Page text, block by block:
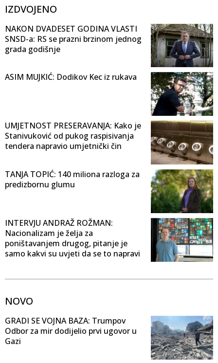
IZDVOJENO
NAKON DVADESET GODINA VLASTI
SNSD-a: RS se prazni brzinom jednog
grada godišnje
ASIM MUJKIĆ: Dodikov Kec iz rukava
UMJETNOST PRESERAVANJA: Kako je
Stanivuković od pukog raspisivanja
tendera napravio umjetnički čin
TANJA TOPIĆ: 140 miliona razloga za
predizbornu glumu
INTERVJU ANDRAŽ ROŽMAN:
Nacionalizam je želja za
poništavanjem drugog, pitanje je
samo kakvi su uvjeti da se to napravi
NOVO
GRADI SE VOJNA BAZA: Trumpov
Odbor za mir dodijelio prvi ugovor u
Gazi